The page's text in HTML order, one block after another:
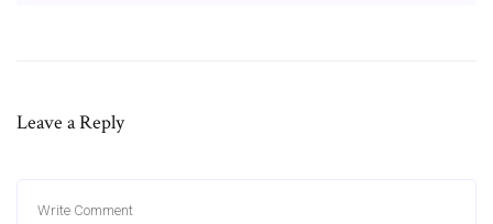
Leave a Reply